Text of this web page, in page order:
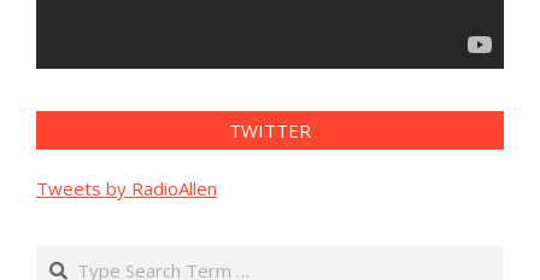
TWITTER
Tweets by RadioAllen
Search